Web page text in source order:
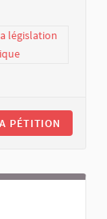
législation
PÉTITION